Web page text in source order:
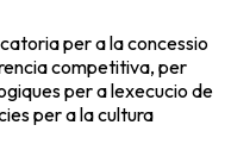
per a la concessio
competitiva, per
per a lexecucio de
per a la cultura